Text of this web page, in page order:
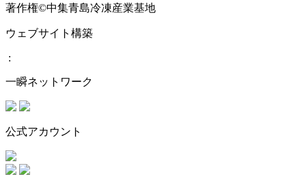
著作権©中集青島冷凍産業基地
ウェブサイト構築
:
一瞬ネットワーク
公式アカウント